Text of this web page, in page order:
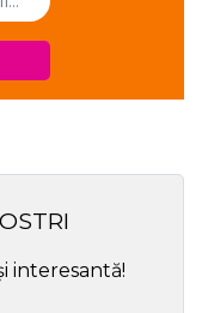
interesantă!